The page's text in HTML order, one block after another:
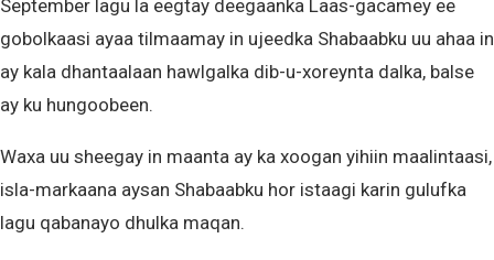
September lagu la eegtay deegaanka Laas-gacamey ee
gobolkaasi ayaa tilmaamay in ujeedka Shabaabku uu ahaa in
ay kala dhantaalaan hawlgalka dib-u-xoreynta dalka, balse
ay ku hungoobeen.
Waxa uu sheegay in maanta ay ka xoogan yihiin maalintaasi,
isla-markaana aysan Shabaabku hor istaagi karin gulufka
lagu qabanayo dhulka maqan.